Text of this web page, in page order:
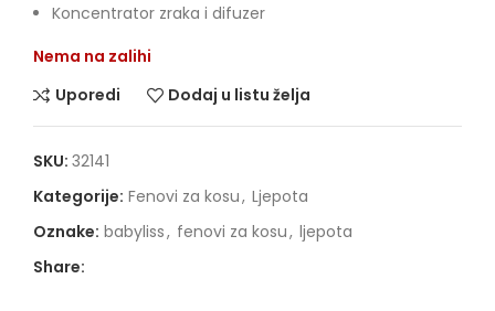
Koncentrator zraka i difuzer
Nema na zalihi
Uporedi
Dodaj u listu želja
SKU: 32141
Kategorije: Fenovi za kosu, Ljepota
Oznake: babyliss, fenovi za kosu, ljepota
Share: